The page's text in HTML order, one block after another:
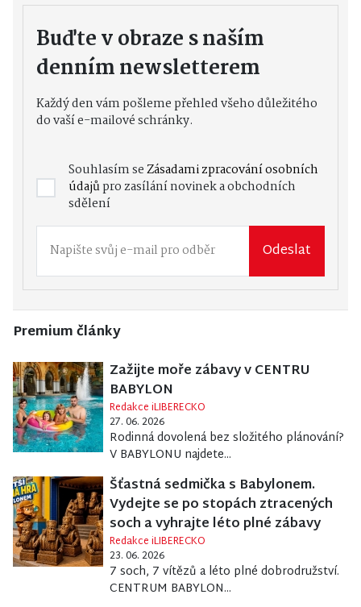
Buďte v obraze s naším
denním newsletterem
Každý den vám pošleme přehled všeho důležitého
do vaší e-mailové schránky.
Souhlasím seZásadami zpracování osobních
údajůpro zasílání novinek a obchodních
sdělení
Odeslat
Premium články
Zažijte moře zábavy v CENTRU
BABYLON
Redakce iLIBERECKO
27. 06. 2026
Rodinná dovolená bez složitého plánování?
V BABYLONU najdete...
Šťastná sedmička s Babylonem.
Vydejte se po stopách ztracených
soch a vyhrajte léto plné zábavy
Redakce iLIBERECKO
23. 06. 2026
7 soch, 7 vítězů a léto plné dobrodružství.
CENTRUM BABYLON...